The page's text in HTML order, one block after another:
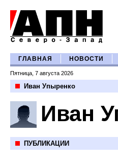
ГЛАВНАЯ НОВОСТИ
Пятница, 7 августа 2026
Иван Упыренко
Иван
ПУБЛИКАЦИИ